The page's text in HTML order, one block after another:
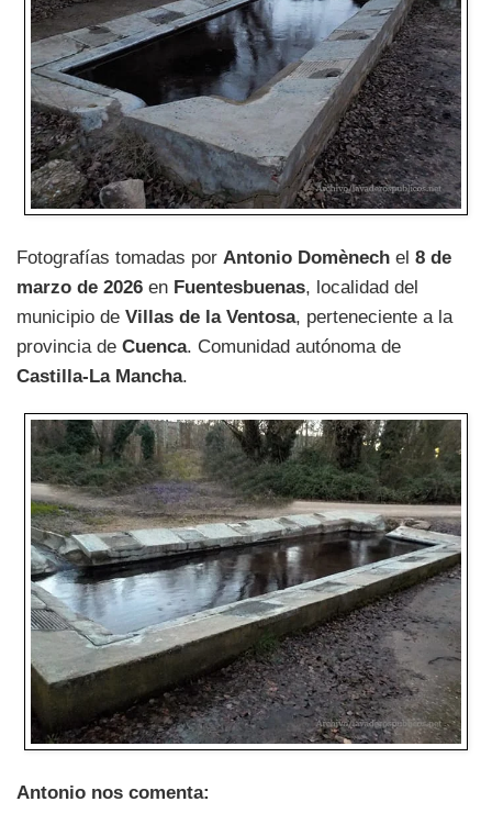
Fotografías tomadas por Antonio Domènech el 8 de
marzo de 2026 en Fuentesbuenas, localidad del
municipio de Villas de la Ventosa, perteneciente a la
provincia de Cuenca. Comunidad autónoma de
Castilla-La Mancha.
Antonio nos comenta: